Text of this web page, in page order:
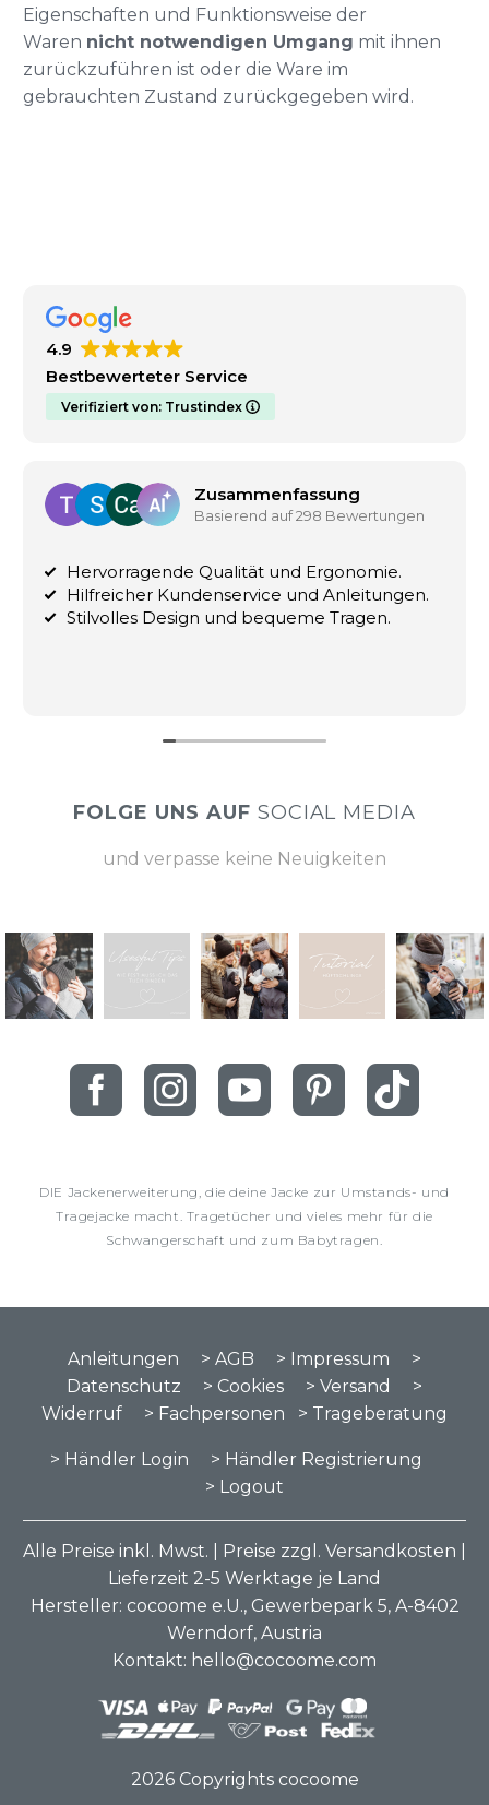
Eigenschaften und Funktionsweise der
Waren nicht notwendigen Umgang mit ihnen
zurückzuführen ist oder die Ware im
gebrauchten Zustand zurückgegeben wird.
4.9
Bestbewerteter Service
Verifiziert von: Trustindex
Zusammenfassung
Basierend auf 298 Bewertungen
Qualität und Ergonomie.
Kundenservice und Anleitungen.
Design und bequeme Tragen.
FOLGE UNS AUF SOCIAL MEDIA
und verpasse keine Neuigkeiten
DIE Jackenerweiterung, die deine Jacke zur Umstands- und
Tragejacke macht. Tragetücher und vieles mehr für die
Schwangerschaft und zum Babytragen.
Anleitungen > AGB > Impressum
>
Datenschutz
> Cookies > Versand
>
Widerruf
> Fachpersonen > Trageberatung
> Händler Login
> Händler Registrierung
> Logout
Alle Preise inkl. Mwst. | Preise zzgl. Versandkosten |
Lieferzeit 2-5 Werktage je Land
Hersteller: cocoome e.U., Gewerbepark 5, A-8402
Werndorf, Austria
Kontakt: hello@cocoome.com
2026 Copyrights cocoome